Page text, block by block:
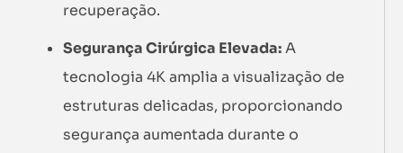
recuperação.
Segurança Cirúrgica Elevada:A
tecnologia 4K amplia a visualização de
estruturas delicadas, proporcionando
segurança aumentada durante o